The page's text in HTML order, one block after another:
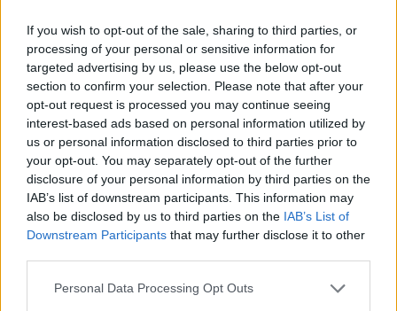
If you wish to opt-out of the sale, sharing to third parties, or
processing of your personal or sensitive information for
targeted advertising by us, please use the below opt-out
section to confirm your selection. Please note that after your
opt-out request is processed you may continue seeing
interest-based ads based on personal information utilized by
us or personal information disclosed to third parties prior to
your opt-out. You may separately opt-out of the further
disclosure of your personal information by third parties on the
IAB’s list of downstream participants. This information may
also be disclosed by us to third parties on the IAB’s List of
Downstream Participants that may further disclose it to other
Personal Data Processing Opt Outs
Riepilogo stagione
Titolare 28 - 77
Squalificato